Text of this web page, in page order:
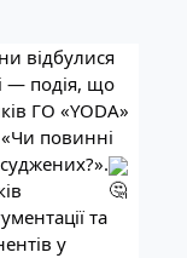
відбулися
— подія, що
ГО «YODA»
повинні
та
у